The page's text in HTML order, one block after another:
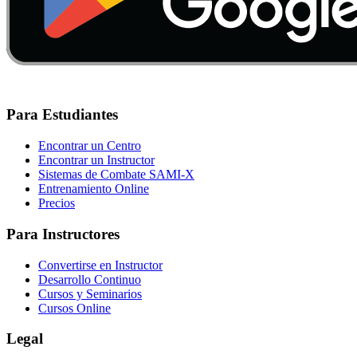
Para Estudiantes
Encontrar un Centro
Encontrar un Instructor
Sistemas de Combate SAMI-X
Entrenamiento Online
Precios
Para Instructores
Convertirse en Instructor
Desarrollo Continuo
Cursos y Seminarios
Cursos Online
Legal